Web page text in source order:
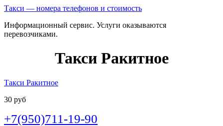
Такси — номера телефонов и стоимость
Информационный сервис. Услуги оказываются
перевозчиками.
Такси Ракитное
Такси Ракитное
30 руб
+7(950)711-19-90